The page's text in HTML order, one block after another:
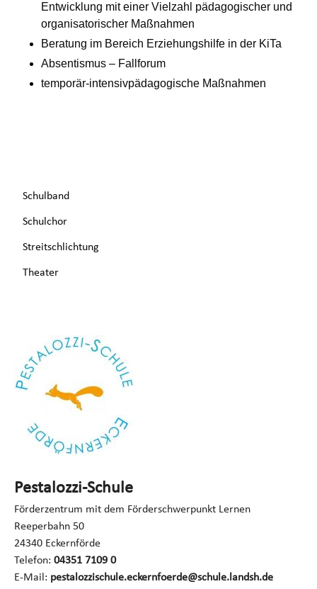
Entwicklung mit einer Vielzahl pädagogischer und
organisatorischer Maßnahmen
Beratung im Bereich Erziehungshilfe in der KiTa
Absentismus – Fallforum
temporär-intensivpädagogische Maßnahmen
überspringen
Schulband
Schulchor
Streitschlichtung
Theater
Pestalozzi-Schule
Förderzentrum mit dem Förderschwerpunkt Lernen
Reeperbahn 50
24340 Eckernförde
Telefon: 04351 7109 0
E-Mail: pestalozzischule.eckernfoerde@schule.landsh.de